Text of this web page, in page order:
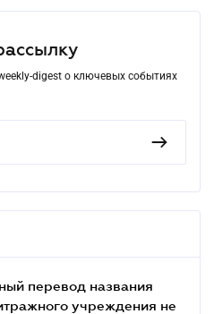
digest о ключевых событиях
перевод названия
учреждения не